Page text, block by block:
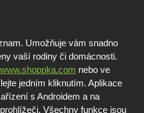
Umožňuje vám snadno
vaší rodiny či domácnosti.
www.shoppka.com nebo ve
jedním kliknutím. Aplikace
s Androidem a na
Všechny funkce jsou